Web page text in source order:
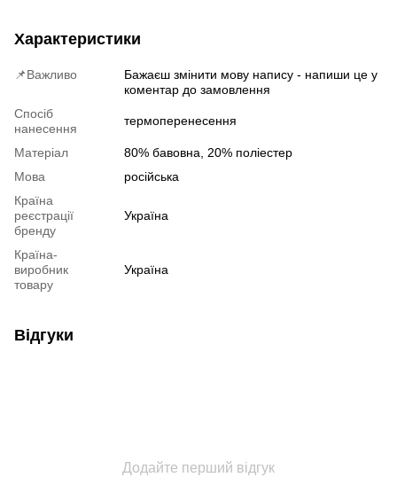
Характеристики
📌Важливо
Бажаєш змінити мову напису - напиши це у
коментар до замовлення
Спосіб
нанесення
термоперенесення
Матеріал
80% бавовна, 20% поліестер
Мова
російська
Країна
реєстрації
бренду
Україна
Країна-
виробник
товару
Україна
Відгуки
Додайте перший відгук